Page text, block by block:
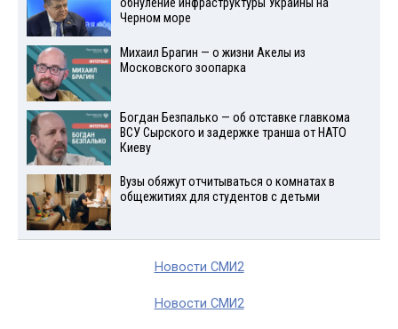
обнуление инфраструктуры Украины на
Черном море
Михаил Брагин — о жизни Акелы из
Московского зоопарка
Богдан Безпалько — об отставке главкома
ВСУ Сырского и задержке транша от НАТО
Киеву
Вузы обяжут отчитываться о комнатах в
общежитиях для студентов с детьми
Новости СМИ2
Новости СМИ2